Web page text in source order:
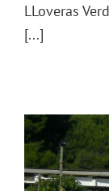
LLoveras
[...]